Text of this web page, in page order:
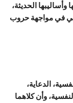
الحديثة،
في مواجهة حروب
الدعاية،
وأن كلاهما